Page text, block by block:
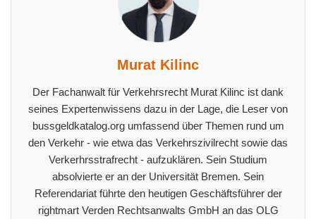
Murat Kilinc
Der Fachanwalt für Verkehrsrecht Murat Kilinc ist dank
seines Expertenwissens dazu in der Lage, die Leser von
bussgeldkatalog.org umfassend über Themen rund um
den Verkehr - wie etwa das Verkehrszivilrecht sowie das
Verkerhrsstrafrecht - aufzuklären. Sein Studium
absolvierte er an der Universität Bremen. Sein
Referendariat führte den heutigen Geschäftsführer der
rightmart Verden Rechtsanwalts GmbH an das OLG